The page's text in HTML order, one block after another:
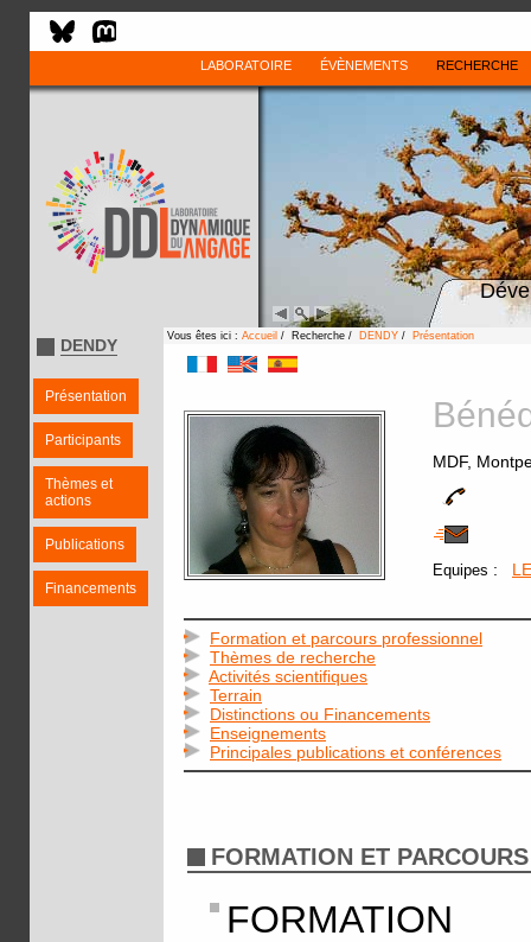
LABORATOIRE ÉVÈNEMENTS RECHERCHE
DENDY
Présentation
Participants
Thèmes et
actions
Publications
Financements
Vous êtes ici : Accueil / Recherche / DENDY / Présentation
MDF,
Equipes :
Formation et parcours professionnel
Thèmes de recherche
Activités scientifiques
Terrain
Distinctions ou Financements
Enseignements
Principales publications et conférences
FORMATION ET
FORMATION